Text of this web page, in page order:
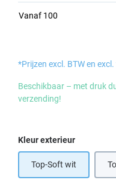
Vanaf 100
*Prijzen excl. BTW en
Beschikbaar – met druk
verzending!
Selecteer
Kleur exterieur
Top-Soft wit